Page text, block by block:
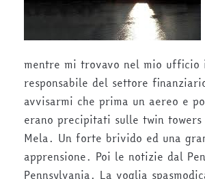
mentre mi trovavo nel mio
responsabile del settore
avvisarmi che prima un aereo e
erano precipitati sulle twin towers
Mela. Un forte brivido ed una
apprensione. Poi le notizie dal
Pennsylvania. La voglia